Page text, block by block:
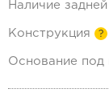
Наличие
Конструкция ?
Основание под